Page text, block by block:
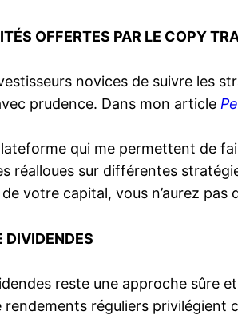
OFFERTES PAR LE COPY
novices de suivre les
prudence. Dans mon article
qui me permettent de
réalloues sur différentes
votre capital, vous n’aurez pas
DIVIDENDES
reste une approche sûre
rendements réguliers